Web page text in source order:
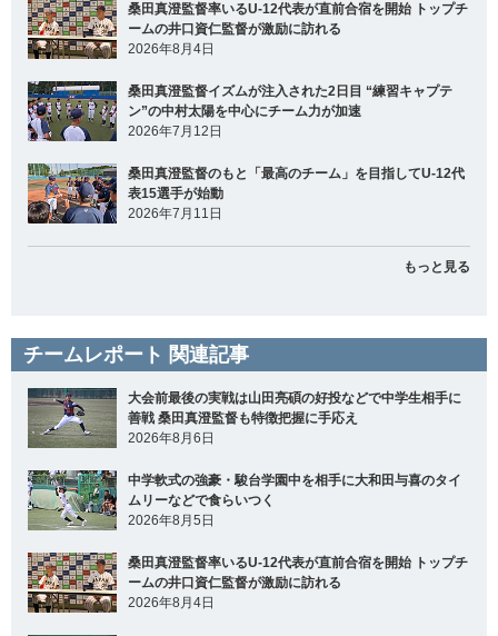
桑田真澄監督率いるU-12代表が直前合宿を開始 トップチ
ームの井口資仁監督が激励に訪れる
2026年8月4日
桑田真澄監督イズムが注入された2日目 “練習キャプテ
ン”の中村太陽を中心にチーム力が加速
2026年7月12日
桑田真澄監督のもと「最高のチーム」を目指してU-12代
表15選手が始動
2026年7月11日
もっと見る
チームレポート 関連記事
大会前最後の実戦は山田亮碩の好投などで中学生相手に
善戦 桑田真澄監督も特徴把握に手応え
2026年8月6日
中学軟式の強豪・駿台学園中を相手に大和田与喜のタイ
ムリーなどで食らいつく
2026年8月5日
桑田真澄監督率いるU-12代表が直前合宿を開始 トップチ
ームの井口資仁監督が激励に訪れる
2026年8月4日